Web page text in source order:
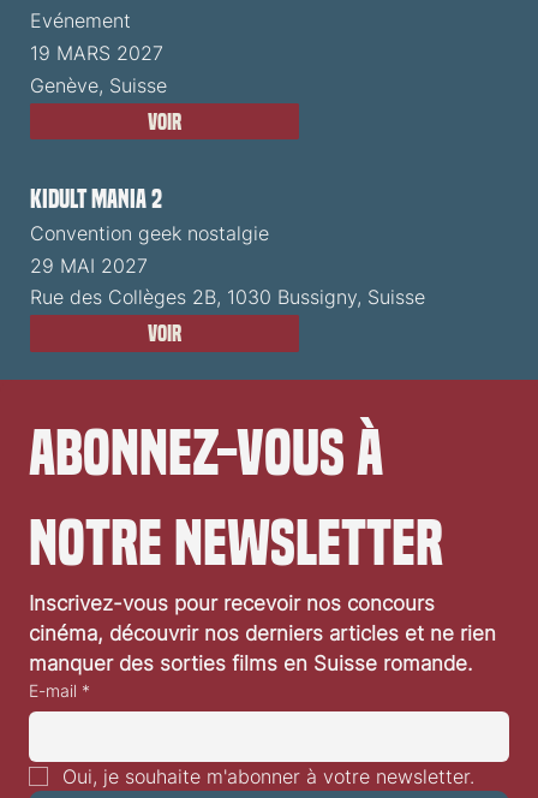
Evénement
19 MARS 2027
Genève, Suisse
Voir
Kidult Mania 2
Convention geek nostalgie
29 MAI 2027
Rue des Collèges 2B, 1030 Bussigny, Suisse
Voir
Abonnez-vous à
notre newsletter
Inscrivez-vous pour recevoir nos concours
cinéma, découvrir nos derniers articles et ne rien
manquer des sorties films en Suisse romande.
E-mail *
Oui, je souhaite m'abonner à votre newsletter.